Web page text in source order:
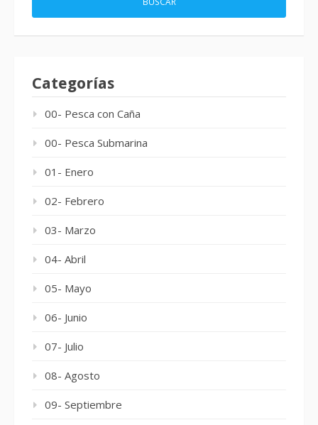
Categorías
00- Pesca con Caña
00- Pesca Submarina
01- Enero
02- Febrero
03- Marzo
04- Abril
05- Mayo
06- Junio
07- Julio
08- Agosto
09- Septiembre